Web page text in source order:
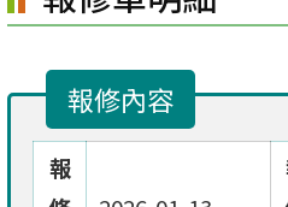
區
報修內容
報